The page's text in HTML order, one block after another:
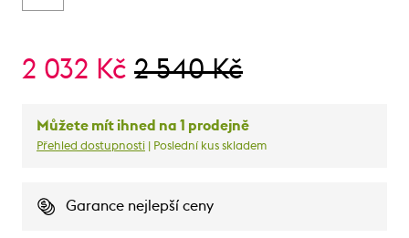
2 032 Kč 2 540 Kč
Můžete mít ihned na 1 prodejně
Přehled dostupnosti | Poslední kus skladem
Garance nejlepší ceny